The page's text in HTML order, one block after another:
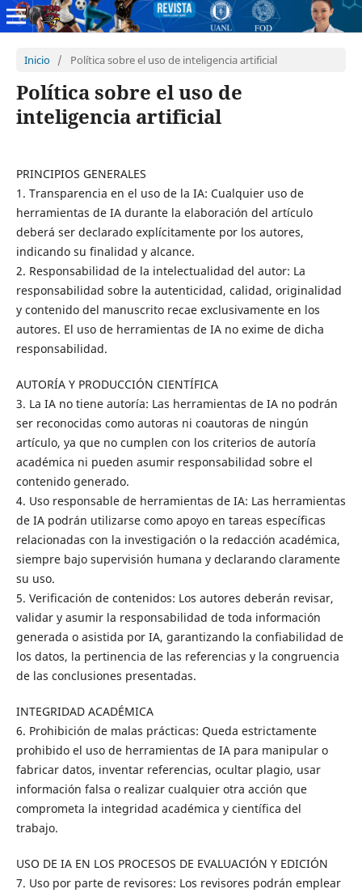
Inicio / Política sobre el uso de inteligencia artificial
Política sobre el uso de
inteligencia artificial
PRINCIPIOS GENERALES
1. Transparencia en el uso de la IA: Cualquier uso de
herramientas de IA durante la elaboración del artículo
deberá ser declarado explícitamente por los autores,
indicando su finalidad y alcance.
2. Responsabilidad de la intelectualidad del autor: La
responsabilidad sobre la autenticidad, calidad, originalidad
y contenido del manuscrito recae exclusivamente en los
autores. El uso de herramientas de IA no exime de dicha
responsabilidad.
AUTORÍA Y PRODUCCIÓN CIENTÍFICA
3. La IA no tiene autoría: Las herramientas de IA no podrán
ser reconocidas como autoras ni coautoras de ningún
artículo, ya que no cumplen con los criterios de autoría
académica ni pueden asumir responsabilidad sobre el
contenido generado.
4. Uso responsable de herramientas de IA: Las herramientas
de IA podrán utilizarse como apoyo en tareas específicas
relacionadas con la investigación o la redacción académica,
siempre bajo supervisión humana y declarando claramente
su uso.
5. Verificación de contenidos: Los autores deberán revisar,
validar y asumir la responsabilidad de toda información
generada o asistida por IA, garantizando la confiabilidad de
los datos, la pertinencia de las referencias y la congruencia
de las conclusiones presentadas.
INTEGRIDAD ACADÉMICA
6. Prohibición de malas prácticas: Queda estrictamente
prohibido el uso de herramientas de IA para manipular o
fabricar datos, inventar referencias, ocultar plagio, usar
información falsa o realizar cualquier otra acción que
comprometa la integridad académica y científica del
trabajo.
USO DE IA EN LOS PROCESOS DE EVALUACIÓN Y EDICIÓN
7. Uso por parte de revisores: Los revisores podrán emplear